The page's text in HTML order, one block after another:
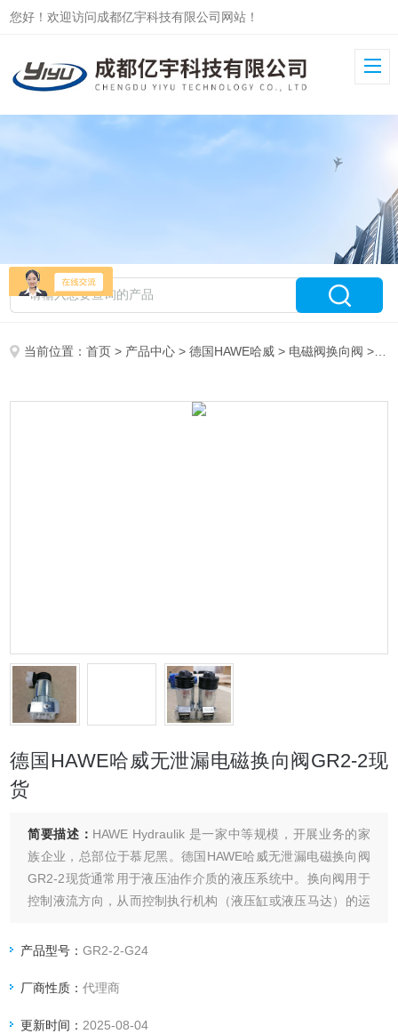
您好！欢迎访问成都亿宇科技有限公司网站！
当前位置：首页 > 产品中心 >德国HAWE哈威 > 电磁阀换向阀 > GR2-2-G24德国HAWE哈威无泄漏电磁换向阀GR2-2现货
德国HAWE哈威无泄漏电磁换向阀GR2-2现
货
简要描述： HAWE Hydraulik 是一家中等规模，开展业务的家
族企业，总部位于慕尼黑。德国HAWE哈威无泄漏电磁换向阀
GR2-2现货通常用于液压油作介质的液压系统中。换向阀用于
控制液流方向，从而控制执行机构（液压缸或液压马达）的运
产品型号：GR2-2-G24
厂商性质：代理商
更新时间： 2025-08-04